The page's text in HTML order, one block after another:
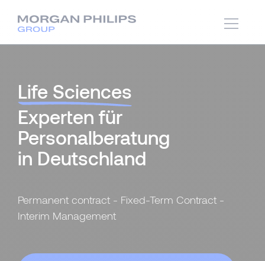
Life Sciences
Experten für
Personalberatung
in Deutschland
Permanent contract - Fixed-Term Contract -
Interim Management